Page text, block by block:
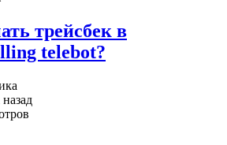
трейсбек в
telebot?